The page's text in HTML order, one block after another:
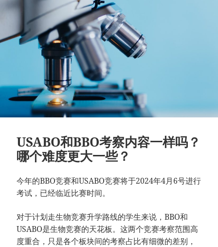
USABO和BBO考察内容一样吗？
哪个难度更大一些？
今年的BBO竞赛和USABO竞赛将于2024年4月6号进行
考试，已经临近比赛时间。
对于计划走生物竞赛升学路线的学生来说，BBO和
USABO是生物竞赛的天花板。这两个竞赛考察范围高
度重合，只是各个板块间的考察占比有细微的差别，